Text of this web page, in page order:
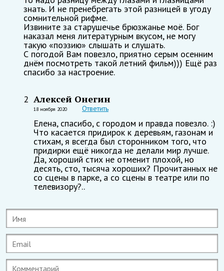
знать. И не пренебрегать этой разницей в угоду
сомнительной рифме.
Извините за старушечье брюзжанье моё. Бог
наказал меня литературным вкусом, не могу
такую «поэзию» слышать и слушать.
С погодой Вам повезло, приятно серым осенним
днём посмотреть такой летний фильм))) Ещё раз
спасибо за настроение.
2 Алексей Онегин
18 ноября 2020 Ответить
Елена, спасибо, с городом и правда повезло. :)
Что касается придирок к деревьям, газонам и
стихам, я всегда был сторонником того, что
придирки ещё никогда не делали мир лучше.
Да, хороший стих не отменит плохой, но
десять, сто, тысяча хороших? Прочитанных не
со сцены в парке, а со сцены в театре или по
телевизору?..